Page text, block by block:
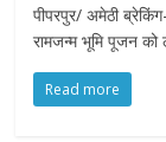
पीपरपुर/ अमेठी
रामजन्म भूमि पूजन
Read more